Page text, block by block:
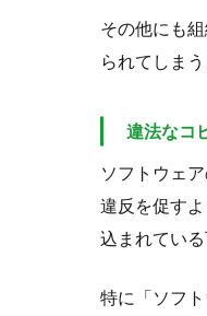
その他にも
られてしま
違法なコ
ソフトウェ
違反を促す
込まれている
特に「ソフ